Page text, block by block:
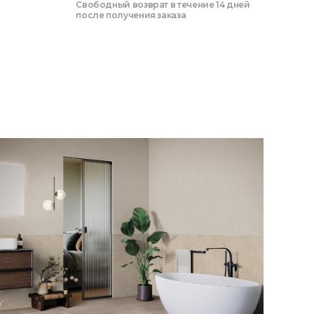
Свободный возврат в течение 14 дней
после получения заказа